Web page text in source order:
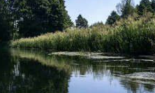
[wideo]